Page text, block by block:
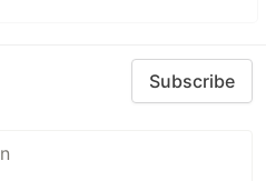
Subscribe